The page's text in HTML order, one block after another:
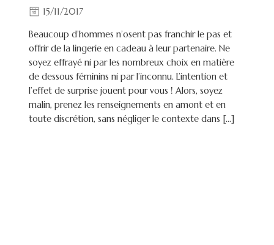
15/11/2017
Beaucoup d’hommes n’osent pas franchir le pas et
offrir de la lingerie en cadeau à leur partenaire. Ne
soyez effrayé ni par les nombreux choix en matière
de dessous féminins ni par l’inconnu. L’intention et
l’effet de surprise jouent pour vous ! Alors, soyez
malin, prenez les renseignements en amont et en
toute discrétion, sans négliger le contexte dans […]